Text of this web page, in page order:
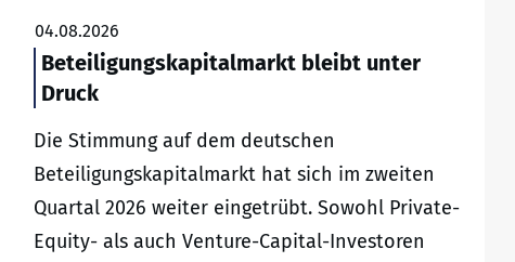
04.08.2026
Beteiligungskapitalmarkt bleibt unter
Druck
Die Stimmung auf dem deutschen
Beteiligungskapitalmarkt hat sich im zweiten
Quartal 2026 weiter eingetrübt. Sowohl Private-
Equity- als auch Venture-Capital-Investoren